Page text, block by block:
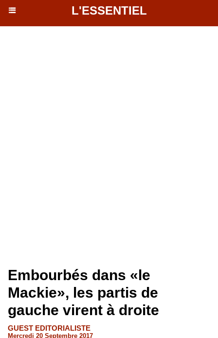
L'ESSENTIEL
Embourbés dans «le
Mackie», les partis de
gauche virent à droite
GUEST EDITORIALISTE
Mercredi 20 Septembre 2017